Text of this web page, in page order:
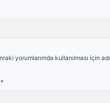
yorumlarımda kullanılması için
*